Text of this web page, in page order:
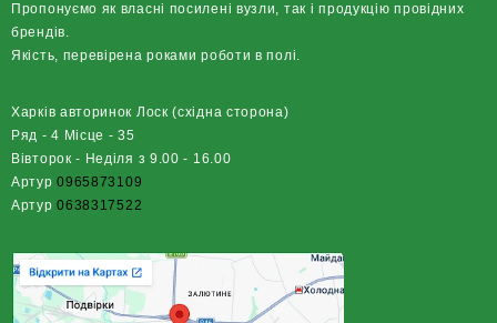
Пропонуємо як власні посилені вузли, так і продукцію провідних
брендів.
Якість, перевірена роками роботи в полі.
Харків авторинок Лоск (східна сторона)
Ряд - 4 Місце - 35
Вівторок - Неділя з 9.00 - 16.00
Артур0965873109
Артур0638317522